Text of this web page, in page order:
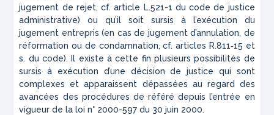
jugement de rejet, cf. article L.521-1 du code de justice
administrative) ou qu’il soit sursis à l’exécution du
jugement entrepris (en cas de jugement d’annulation, de
réformation ou de condamnation, cf. articles R.811‑15 et
s. du code). Il existe à cette fin plusieurs possibilités de
sursis à exécution d’une décision de justice qui sont
complexes et apparaissent dépassées au regard des
avancées des procédures de référé depuis l’entrée en
vigueur de la loi n° 2000-597 du 30 juin 2000.